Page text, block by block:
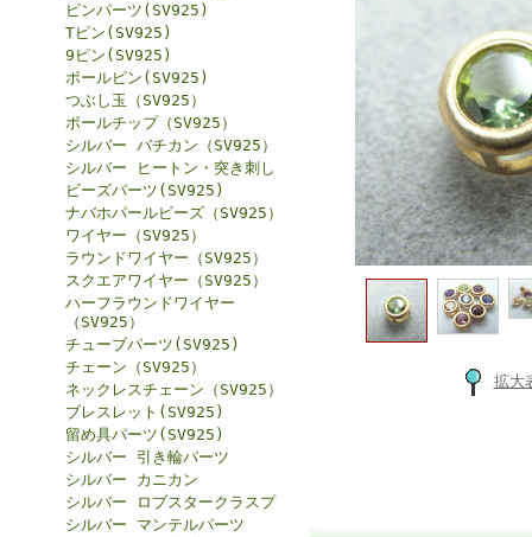
ピンパーツ(SV925)
Tピン(SV925)
9ピン(SV925)
ボールピン(SV925)
つぶし玉（SV925）
ボールチップ（SV925）
シルバー バチカン（SV925）
シルバー ヒートン・突き刺し
ビーズパーツ(SV925)
ナバホパールビーズ（SV925）
ワイヤー（SV925）
ラウンドワイヤー（SV925）
スクエアワイヤー（SV925）
ハーフラウンドワイヤー
（SV925）
チューブパーツ(SV925)
チェーン（SV925）
ネックレスチェーン（SV925）
ブレスレット(SV925)
留め具パーツ(SV925)
シルバー 引き輪パーツ
シルバー カニカン
シルバー ロブスタークラスプ
シルバー マンテルパーツ
拡大